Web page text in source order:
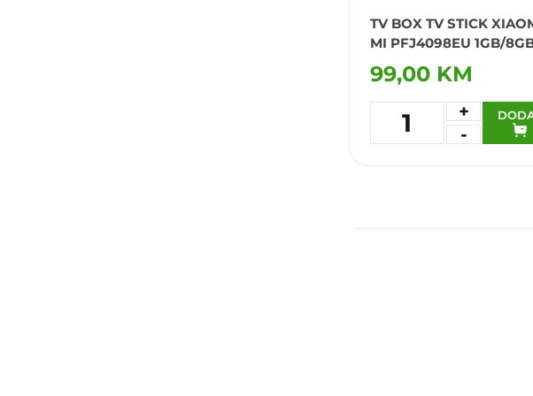
TV BOX TV STICK
MI PFJ4098EU 1GB/
99,00 KM
1
+
-